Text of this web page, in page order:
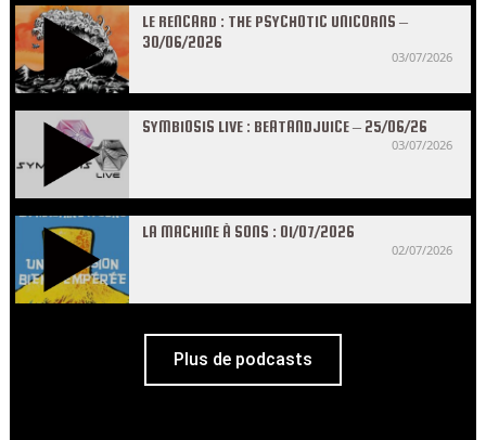
LE RENCARD : THE PSYCHOTIC UNICORNS –
30/06/2026
03/07/2026
SYMBIOSIS LIVE : BEATANDJUICE – 25/06/26
03/07/2026
LA MACHINE À SONS : 01/07/2026
02/07/2026
Plus de podcasts